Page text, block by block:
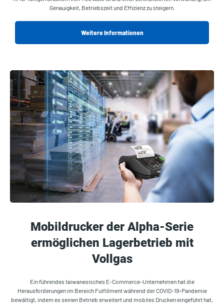
Genauigkeit, Betriebszeit und Effizienz zu steigern.
Weitere Informationen
Mobildrucker der Alpha-Serie
ermöglichen Lagerbetrieb mit
Vollgas
Ein führendes taiwanesisches E-Commerce-Unternehmen hat die
Herausforderungen im Bereich Fulfillment während der COVID-19-Pandemie
bewältigt, indem es seinen Betrieb erweitert und mobiles Drucken eingeführt hat,